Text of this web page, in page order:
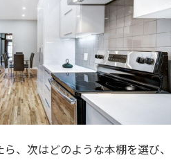
、次はどのような本棚を選び、